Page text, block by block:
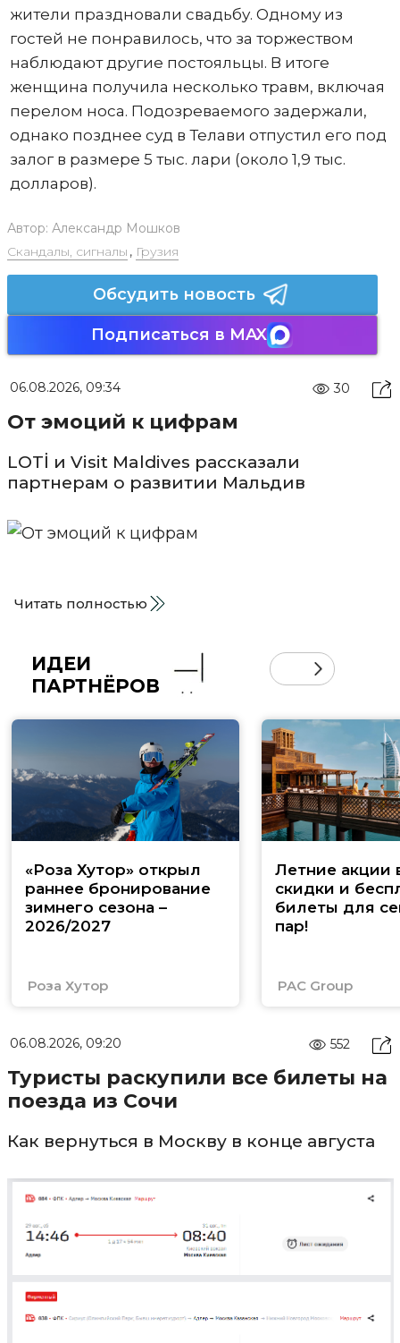
жители праздновали свадьбу. Одному из
гостей не понравилось, что за торжеством
наблюдают другие постояльцы. В итоге
женщина получила несколько травм, включая
перелом носа. Подозреваемого задержали,
однако позднее суд в Телави отпустил его под
залог в размере 5 тыс. лари (около 1,9 тыс.
долларов).
Автор: Александр Мошков
Скандалы, сигналы , Грузия
Обсудить новость
Подписаться в MAX
06.08.2026, 09:34 30
От эмоций к цифрам
LOTİ и Visit Maldives рассказали
партнерам о развитии Мальдив
Читать полностью
ИДЕИ
ПАРТНЁРОВ
«Роза Хутор» открыл
раннее бронирование
зимнего сезона –
2026/2027
Роза Хутор
Летние акции
скидки и
билеты для
пар!
PAC Group
06.08.2026, 09:20 552
Туристы раскупили все билеты на
поезда из Сочи
Как вернуться в Москву в конце августа